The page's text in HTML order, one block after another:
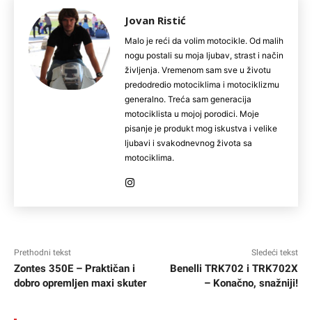
Jovan Ristić
Malo je reći da volim motocikle. Od malih
nogu postali su moja ljubav, strast i način
življenja. Vremenom sam sve u životu
predodredio motociklima i motociklizmu
generalno. Treća sam generacija
motociklista u mojoj porodici. Moje
pisanje je produkt mog iskustva i velike
ljubavi i svakodnevnog života sa
motociklima.
Prethodni tekst
Zontes 350E – Praktičan i
dobro opremljen maxi skuter
Sledeći tekst
Benelli TRK702 i TRK702X
– Konačno, snažniji!